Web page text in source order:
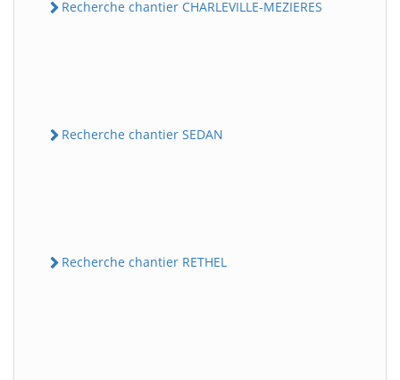
Recherche chantier CHARLEVILLE-MEZIERES
Recherche chantier SEDAN
Recherche chantier RETHEL